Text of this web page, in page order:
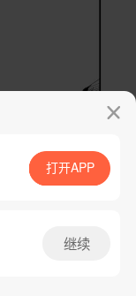
App免费看
打开APP
继续